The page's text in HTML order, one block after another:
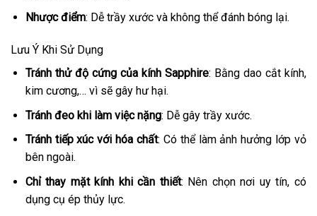
Nhược điểm: Dễ trầy xước và không thể đánh bóng lại.
Lưu Ý Khi Sử Dụng
Tránh thử độ cứng của kính Sapphire: Bằng dao cắt kính,
kim cương,… vì sẽ gây hư hại.
Tránh đeo khi làm việc nặng: Dễ gây trầy xước.
Tránh tiếp xúc với hóa chất: Có thể làm ảnh hưởng lớp vỏ
bên ngoài.
Chỉ thay mặt kính khi cần thiết: Nên chọn nơi uy tín, có
dụng cụ ép thủy lực.